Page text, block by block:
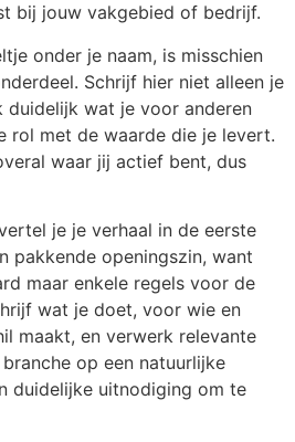
bij jouw vakgebied of bedrijf.
onder je naam, is misschien
Schrijf hier niet alleen je
duidelijk wat je voor anderen
rol met de waarde die je levert.
waar jij actief bent, dus
je je verhaal in de eerste
pakkende openingszin, want
maar enkele regels voor de
wat je doet, voor wie en
maakt, en verwerk relevante
op een natuurlijke
duidelijke uitnodiging om te